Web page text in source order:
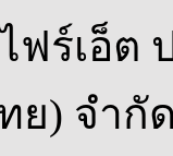
ฟร์เอ็ต
ย) จำกั